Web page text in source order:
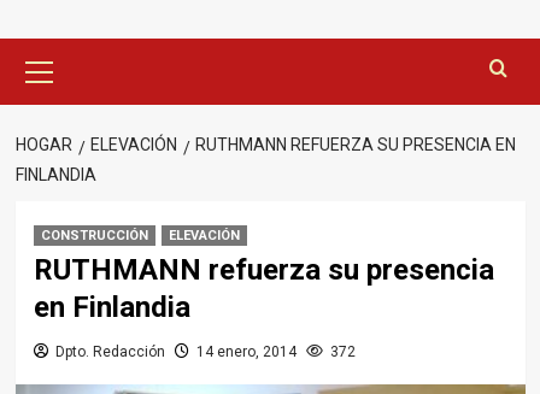
principal
HOGAR ELEVACIÓN
RUTHMANN REFUERZA SU PRESENCIA EN
FINLANDIA
CONSTRUCCIÓN ELEVACIÓN
RUTHMANN refuerza su presencia
en Finlandia
Dpto. Redacción 14 enero, 2014 372